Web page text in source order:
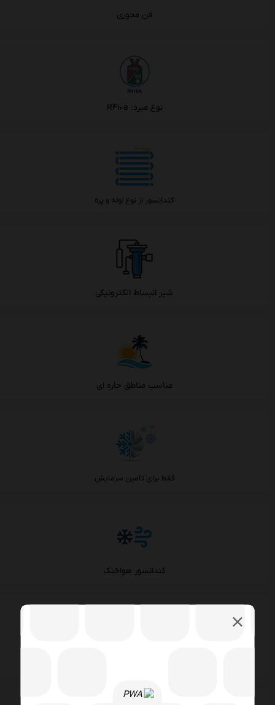
فن محوری
نوع مبرد: R۴۱۰a
کندانسور از نوع لوله و پره
شیر انبساط الکترونیکی
مناسب مناطق حاره ای
فقط برای تامین سرمایش
کندانسور هواخنک